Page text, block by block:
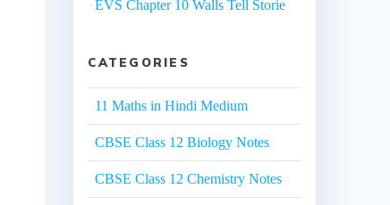
EVS Chapter 10 Walls Tell Storie
CATEGORIES
11 Maths in Hindi Medium
CBSE Class 12 Biology Notes
CBSE Class 12 Chemistry Notes